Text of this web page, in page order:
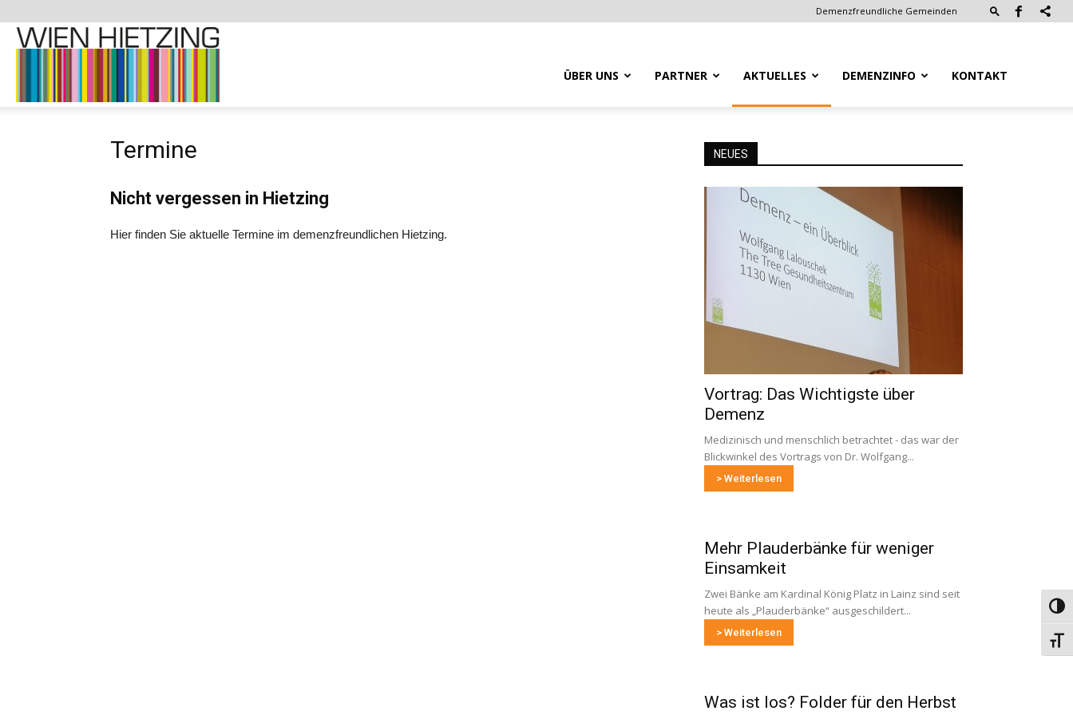
Demenzfreundliche Gemeinden
–
ÜBER UNS PARTNER AKTUELLES DEMENZINFO KONTAKT
Termine
Nicht vergessen in Hietzing
Hier finden Sie aktuelle Termine im demenzfreundlichen Hietzing.
NEUES
Vortrag: Das Wichtigste über
Demenz
Medizinisch und menschlich betrachtet - das war der
Blickwinkel des Vortrags von Dr. Wolfgang...
> Weiterlesen
Mehr Plauderbänke für weniger
Einsamkeit
Zwei Bänke am Kardinal König Platz in Lainz sind seit
heute als „Plauderbänke“ ausgeschildert...
> Weiterlesen
Was ist los? Folder für den Herbst